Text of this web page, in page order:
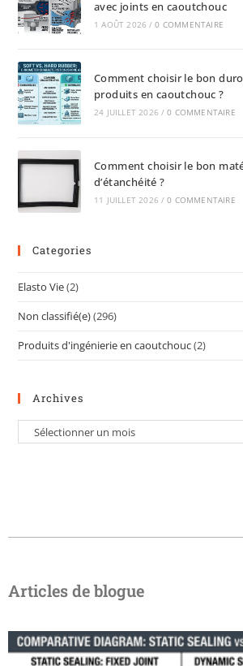
avec joints en caoutchouc
1 AOÛT 2026 / 0 COMMENTAIRE
Comment choisir le bon
produits en caoutchouc ?
24 JUILLET 2026 / 0 COMMENTAIRE
Comment choisir le bon
d’étanchéité ?
11 JUILLET 2026 / 0 COMMENTAIRE
Categories
Elasto Vie(2)
Non classifié(e)(296)
Produits d'ingénierie en caoutchouc(2)
Archives
Articles de blogue